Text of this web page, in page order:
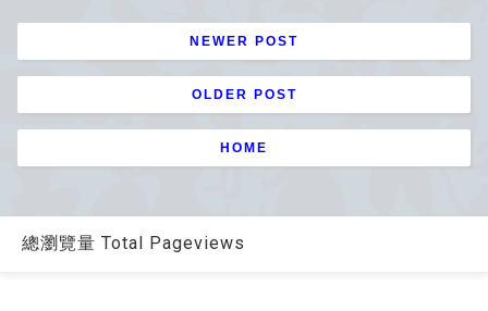
NEWER POST
OLDER POST
HOME
總瀏覽量 Total Pageviews